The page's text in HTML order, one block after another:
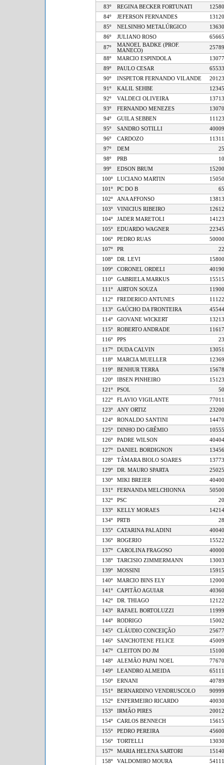
83º
REGINA BECKER FORTUNATI
84º
JEFERSON FERNANDES
85º
NELSINHO METALÚRGICO
86º
JULIANO ROSO
87º
MANOEL BADKE (PROF.
MANECO)
88º
MARCIO ESPINDOLA
89º
PAULO CESAR
90º
INSPETOR FERNANDO VILANDE
91º
KALIL SEHBE
92º
VALDECI OLIVEIRA
93º
FERNANDO MENEZES
94º
GUILA SEBBEN
95º
SANDRO SOTILLI
96º
CARDOZO
97º
DEM
98º
PRB
99º
EDSON BRUM
100º
LUCIANO MARTIN
101º
PC DO B
102º
ANA AFFONSO
103º
VINICIUS RIBEIRO
104º
JADER MARETOLI
105º
EDUARDO WAGNER
106º
PEDRO RUAS
107º
PR
108º
DR. LEVI
109º
CORONEL ORDELI
110º
GABRIELA MARKUS
111º
AIRTON SOUZA
112º
FREDERICO ANTUNES
113º
GAÚCHO DA FRONTEIRA
114º
GIOVANE WICKERT
115º
ROBERTO ANDRADE
116º
PPS
117º
DUDA CALVIN
118º
MARCIA MUELLER
119º
BENHUR TERRA
120º
IBSEN PINHEIRO
121º
PSOL
122º
FLAVIO VIGILANTE
123º
ANY ORTIZ
124º
RONALDO SANTINI
125º
DINHO DO GRÊMIO
126º
PADRE WILSON
127º
DANIEL BORDIGNON
128º
TÂMARA BIOLO SOARES
129º
DR. MAURO SPARTA
130º
MIKI BREIER
131º
FERNANDA MELCHIONNA
132º
PSC
133º
KELLY MORAES
134º
PRTB
135º
CATARINA PALADINI
136º
ROGERIO
137º
CAROLINA FRAGOSO
138º
TARCISIO ZIMMERMANN
139º
MOSSINI
140º
MARCIO BINS ELY
141º
CAPITÃO AGUIAR
142º
DR. THIAGO
143º
RAFAEL BORTOLUZZI
144º
RODRIGO
145º
CLÁUDIO CONCEIÇÃO
146º
SANCHOTENE FELICE
147º
CLEITON DO JM
148º
ALEMÃO PAPAI NOEL
149º
LEANDRO ALMEIDA
150º
ERNANI
151º
BERNARDINO VENDRUSCOLO
152º
ENFERMEIRO RICARDO
153º
IRMÃO PIRES
154º
CARLOS BENNECH
155º
PEDRO PEREIRA
156º
TORTELLI
157º
MARIA HELENA SARTORI
158º
VALDOMIRO MOURA